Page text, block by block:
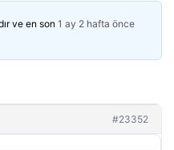
ve en son 1 ay 2 hafta önce
#23352